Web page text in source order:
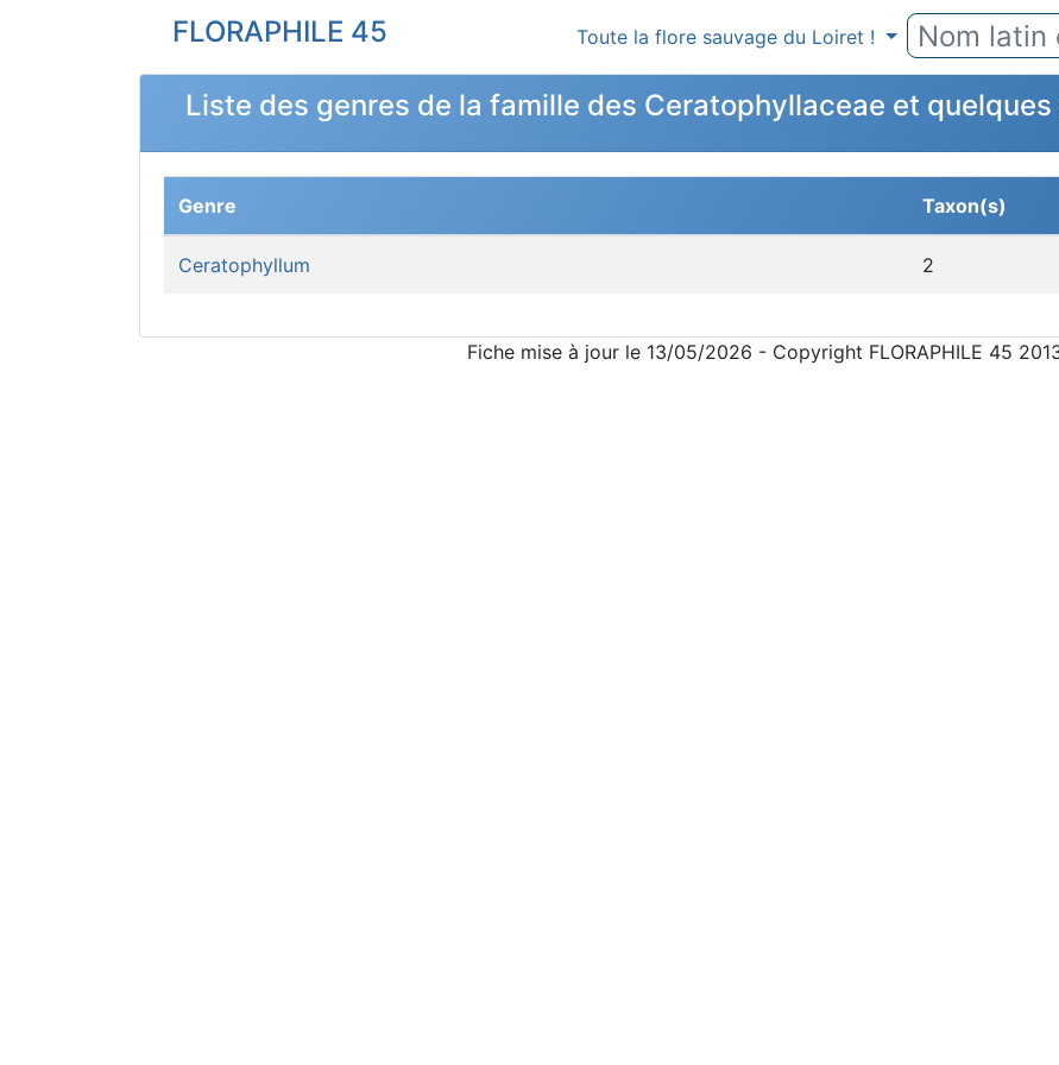
FLORAPHILE 45 Toute la flore sauvage du Loiret !
Liste des genres de la famille des Ceratophyllaceae et
Genre Taxon(s)
Ceratophyllum 2
Fiche mise à jour le 13/05/2026 - Copyright FLORAPHILE 45